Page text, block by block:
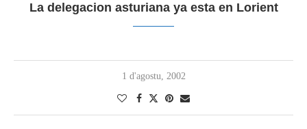
La delegacion asturiana ya esta en Lorient
1 d'agostu, 2002